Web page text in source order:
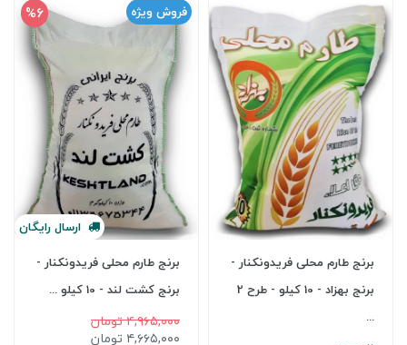
برنج طارم محلی فریدونکنار -
برنج بهزاد - 10 کیلو - طرح 2
...
فروش ویژه %6
ارسالرایگان
برنج طارم محلی فریدونکنار -
برنج کشت لند - 10 کیلو ...
۴,۹۶۵,۰۰۰ تومان
۴,۶۶۵,۰۰۰ تومان